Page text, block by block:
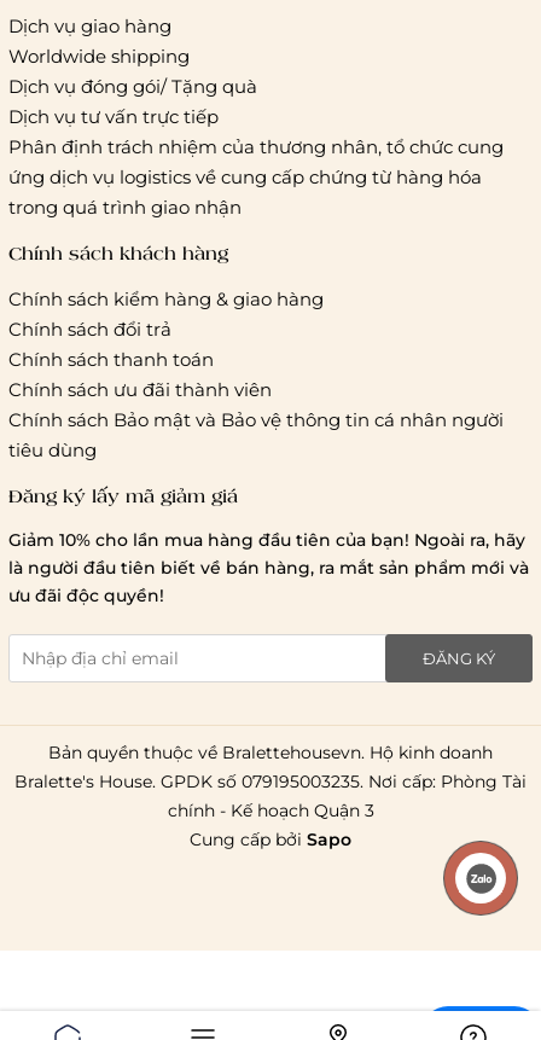
Giao hàng tiêu chuẩn:
Hồ Chí Minh:
Áp dụng theo bảng giá cước của ĐVVC
Vietelpost/ Giaohangtietkiem và 1 số đối tác vận chuyển
Hà Nội và các tỉnh thành khác:
Áp dụng theo bảng giá
cước của ĐVVC Vietelpost/ Giaohangtietkiem... và 1 số đối
tác vận chuyển khác
Thời gian giao hàng
Hồ Chí Minh:
Hà Nội và các tỉnh thành khá
Lưu ý chung về chính sách vận chuyển
1 triệu đồng
giao hàng trong ngày
giao hàng tiêu chuẩn
miễn phí ship
toàn quốc.
Dịch vụ giao hàng
Worldwide shipping
Dịch vụ đóng gói/ Tặng quà
Dịch vụ tư vấn trực tiếp
Phân định trách nhiệm của thương nhân, tổ chức cung
ứng dịch vụ logistics về cung cấp chứng từ hàng hóa
trong quá trình giao nhận
Chính sách khách hàng
Chính sách kiểm hàng & giao hàng
Chính sách đổi trả
Chính sách thanh toán
Chính sách ưu đãi thành viên
Chính sách Bảo mật và Bảo vệ thông tin cá nhân người
tiêu dùng
Đăng ký lấy mã giảm giá
Giảm 10% cho lần mua hàng đầu tiên của bạn! Ngoài ra, hãy
là người đầu tiên biết về bán hàng, ra mắt sản phẩm mới và
ưu đãi độc quyền!
ĐĂNG KÝ
Bản quyền thuộc về Bralettehousevn. Hộ kinh doanh
Bralette's House. GPDK số 079195003235. Nơi cấp: Phòng Tài
chính - Kế hoạch Quận 3
Cung cấp bởi Sapo
Liên hệ
Chat